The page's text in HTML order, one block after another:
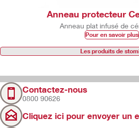
Anneau protecteur
Anneau plat infusé de
Pour en savoir plus
Les produits de
Contactez-nous
0800 90626
Cliquez ici pour envoyer un